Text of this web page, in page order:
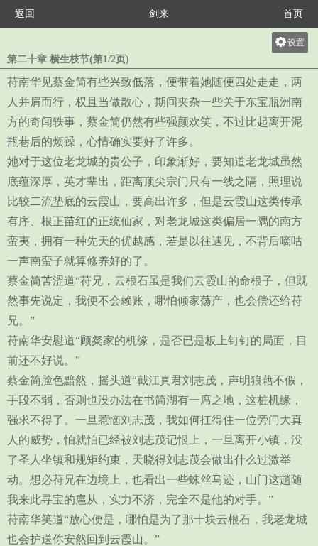
返回 剑来 首页
设置
大
中
小
第二十章 横生枝节(第1/2页)
苻南华见蔡金简有些兴致低落，便带着她随便四处走走，两
人并肩而行，权且当做散心，期间夹杂一些关于东宝瓶洲南
方的奇闻轶事，蔡金简仍然有些强颜欢笑，不过比起离开泥
瓶巷后的烦躁，心情确实要好了许多。
她对于这位老龙城的贵公子，印象渐好，要知道老龙城虽然
底蕴深厚，英才辈出，距离顶尖宗门只有一线之隔，照理说
比较二流垫底的云霞山，要高出许多，但是云霞山这类传承
有序、根正苗红的正统仙家，对老龙城这类偏居一隅的南方
蛮夷，拥有一种先天的优越感，若是以往遇见，不背后嘀咕
一声南蛮子就算修养好的了。
蔡金简苦涩道“苻兄，云根石虽是我们云霞山的命根子，但既
然事先说定，我便不会赖账，哪怕倾家荡产，也会偿还给苻
兄。”
苻南华安慰道“顾粲家的机缘，是否已是板上钉钉的局面，目
前还不好说。”
蔡金简脸色黯然，摇头道“截江真君刘志茂，声明狼藉不假，
手段不弱，否则也没办法在书简湖有一席之地，这桩机缘，
强求不得了。一旦惹恼刘志茂，我如何扛得住一位旁门大真
人的威势，怕就怕已经被刘志茂记恨上，一旦离开小镇，没
了圣人坐镇和规矩约束，天晓得刘志茂会做出什么过激举
动。想必苻兄在边境上，也看出一些蛛丝马迹，山门这趟随
我来此寻宝的扈从，实力不济，完全不是他的对手。”
苻南华笑道“放心便是，哪怕是为了那十块云根石，我老龙城
也会护送你安然回到云霞山。”